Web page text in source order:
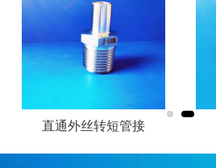
直通外丝转短管接